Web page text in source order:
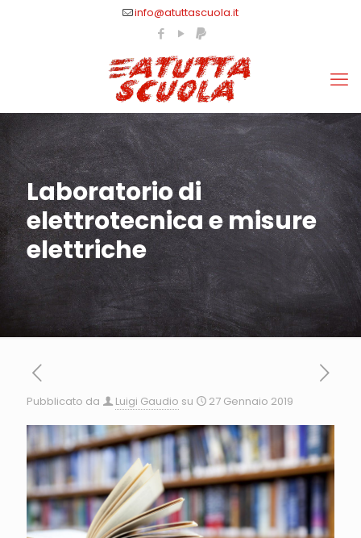
info@atuttascuola.it
Laboratorio di
elettrotecnica e misure
elettriche
Pubblicato da Luigi Gaudio su 27 Gennaio 2019